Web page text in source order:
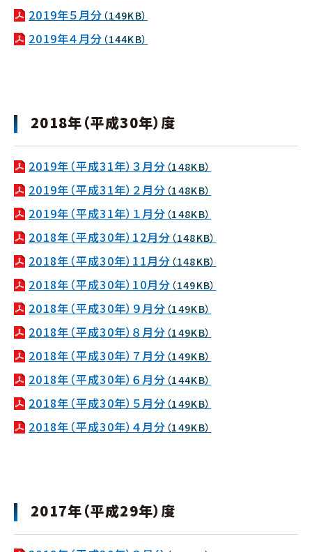
2019年５月分 （149KB）
2019年４月分 （144KB）
2018年（平成30年）度
2019年（平成31年）３月分 （148KB）
2019年（平成31年）２月分 （148KB）
2019年（平成31年）１月分 （148KB）
2018年（平成30年）12月分 （148KB）
2018年（平成30年）11月分 （148KB）
2018年（平成30年）10月分 （149KB）
2018年（平成30年）９月分 （149KB）
2018年（平成30年）８月分 （149KB）
2018年（平成30年）７月分 （149KB）
2018年（平成30年）６月分 （144KB）
2018年（平成30年）５月分 （149KB）
2018年（平成30年）４月分 （149KB）
2017年（平成29年）度